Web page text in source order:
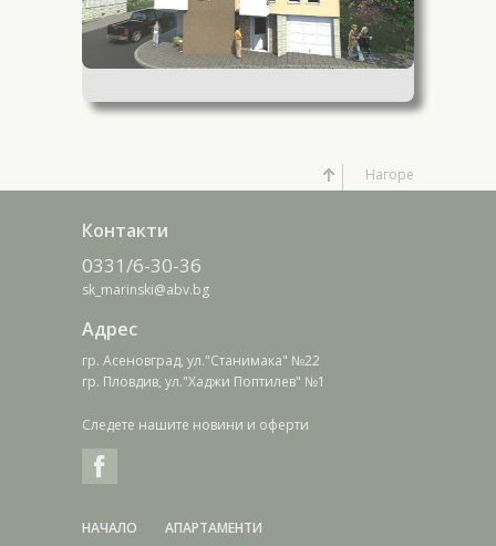
Контакти
0331/6-30-36
sk_marinski@abv.bg
Адрес
гр. Асеновград, ул."Станимака" №22
гр. Пловдив, ул."Хаджи Поптилев" №1
Следете нашите новини и оферти
Нагоре
НАЧАЛО
АПАРТАМЕНТИ